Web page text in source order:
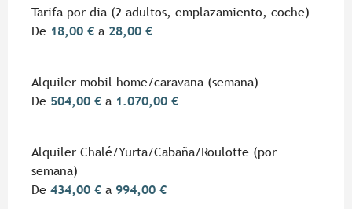
Tarifa por dia (2 adultos, emplazamiento, coche)
De 18,00 € a 28,00 €
Alquiler mobil home/caravana (semana)
De 504,00 € a 1.070,00 €
Alquiler Chalé/Yurta/Cabaña/Roulotte (por
semana)
De 434,00 € a 994,00 €